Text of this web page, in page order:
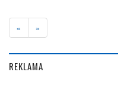
« »
REKLAMA